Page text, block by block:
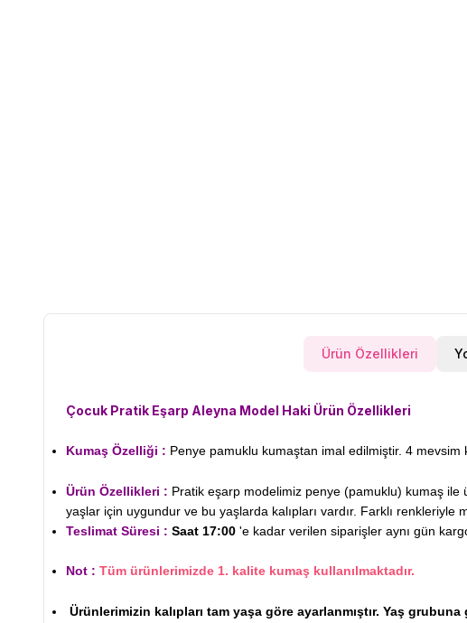
Ürün Özellikleri
Çocuk Pratik Eşarp Aleyna Model Haki Ürün Özellikleri
Kumaş Özelliği : Penye pamuklu kumaştan imal edilmiştir. 4 mevsim
Ürün Özellikleri : Pratik eşarp modelimiz penye (pamuklu) kumaş ile
yaşlar için uygundur ve bu yaşlarda kalıpları vardır. Farklı renkleriyle
Teslimat Süresi : Saat 17:00 'e kadar verilen siparişler aynı gün
Not : Tüm ürünlerimizde 1. kalite kumaş kullanılmaktadır.
Ürünlerimizin kalıpları tam yaşa göre ayarlanmıştır. Yaş